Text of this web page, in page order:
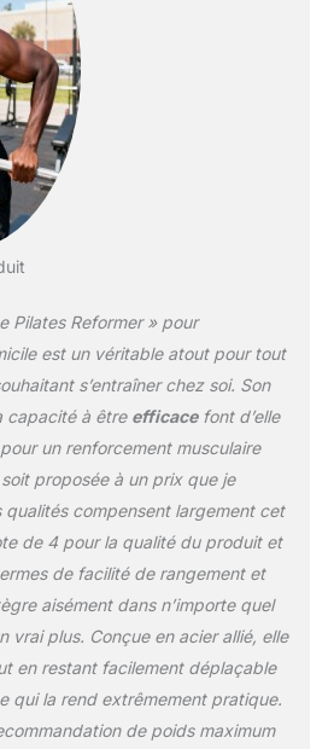
Pilates Reformer » pour
est un véritable atout pour tout
s’entraîner chez soi. Son
capacité à être efficacefont d’elle
un renforcement musculaire
proposée à un prix que je
qualités compensent largement cet
de 4 pour la qualité du produit et
de facilité de rangement et
aisément dans n’importe quel
vrai plus. Conçue en acier allié, elle
en restant facilement déplaçable
qui la rend extrêmement pratique.
de poids maximum